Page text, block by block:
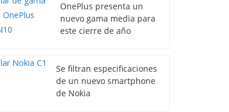
OnePlus presenta un
nuevo gama media para
este cierre de año
Se filtran especificaciones
de un nuevo smartphone
de Nokia